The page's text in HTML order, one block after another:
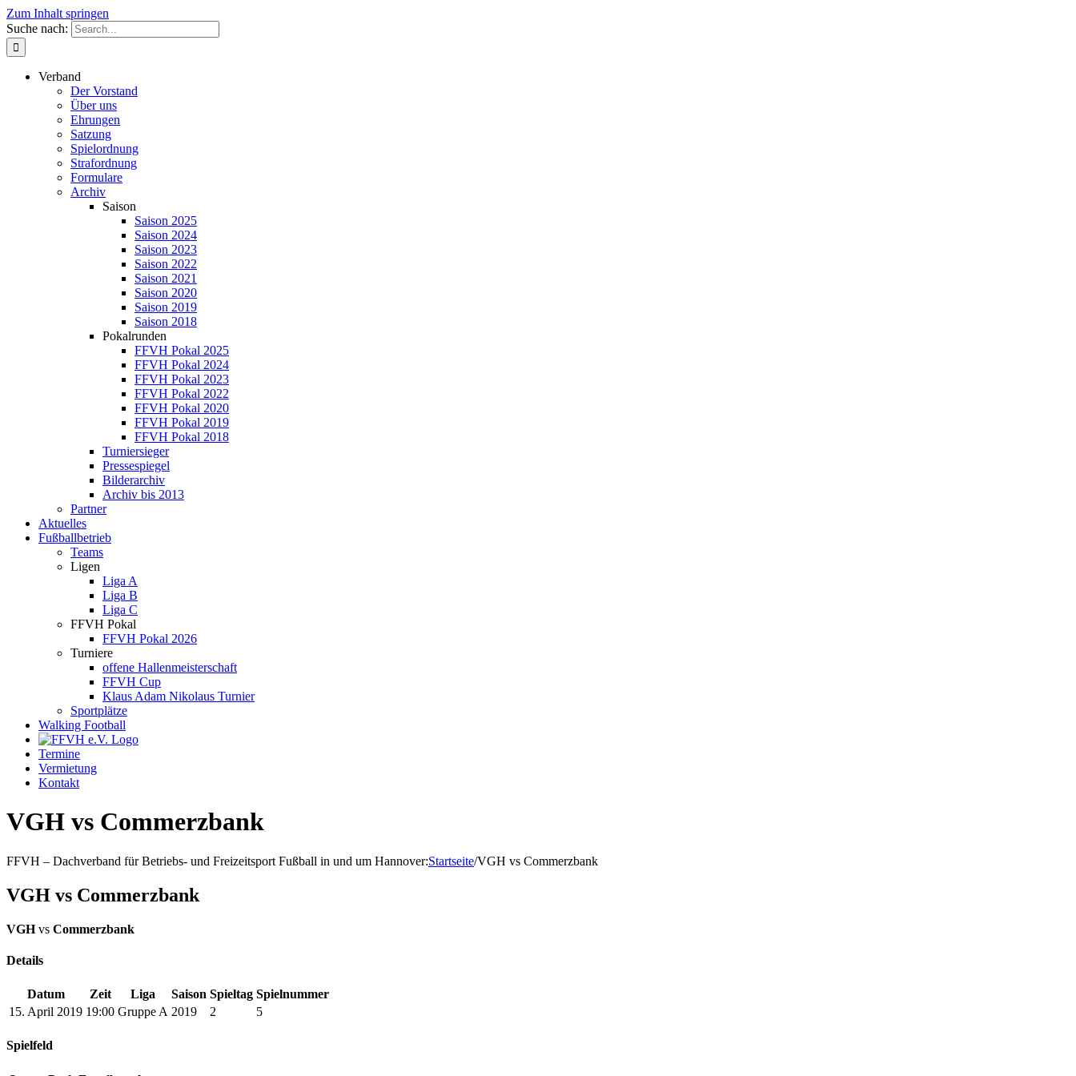
Zum Inhalt springen
Suche nach:
Verband
Der Vorstand
Über uns
Ehrungen
Satzung
Spielordnung
Strafordnung
Formulare
Archiv
Saison
Saison 2025
Saison 2024
Saison 2023
Saison 2022
Saison 2021
Saison 2020
Saison 2019
Saison 2018
Pokalrunden
FFVH Pokal 2025
FFVH Pokal 2024
FFVH Pokal 2023
FFVH Pokal 2022
FFVH Pokal 2020
FFVH Pokal 2019
FFVH Pokal 2018
Turniersieger
Pressespiegel
Bilderarchiv
Archiv bis 2013
Partner
Aktuelles
Fußballbetrieb
Teams
Ligen
Liga A
Liga B
Liga C
FFVH Pokal
FFVH Pokal 2026
Turniere
offene Hallenmeisterschaft
FFVH Cup
Klaus Adam Nikolaus Turnier
Sportplätze
Walking Football
Termine
Vermietung
Kontakt
VGH vs Commerzbank
FFVH – Dachverband für Betriebs- und Freizeitsport Fußball in und um Hannover:Startseite/VGH vs Commerzbank
VGH vs Commerzbank
VGH vs Commerzbank
Details
Datum Zeit Liga Saison Spieltag Spielnummer
15. April 2019 19:00 Gruppe A 2019 2 5
Spielfeld